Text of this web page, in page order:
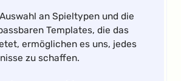
an Spieltypen und die
Templates, die das
ermöglichen es uns, jedes
zu schaffen.